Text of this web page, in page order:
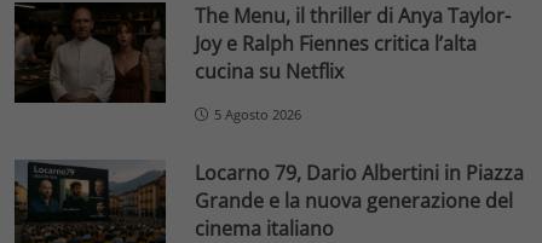
The Menu, il thriller di Anya Taylor-
Joy e Ralph Fiennes critica l’alta
cucina su Netflix
5 Agosto 2026
Locarno 79, Dario Albertini in Piazza
Grande e la nuova generazione del
cinema italiano